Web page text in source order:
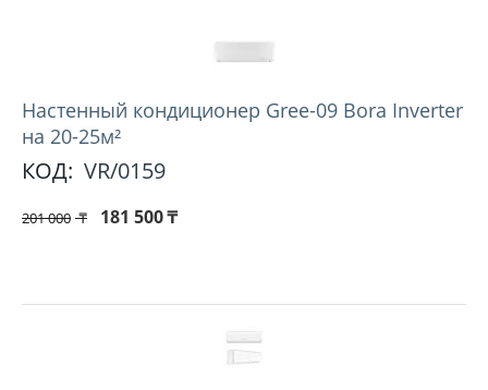
Настенный кондиционер Gree-09 Bora Inverter
на 20-25м²
КОД: VR/0159
201 000 ₸ 181 500₸